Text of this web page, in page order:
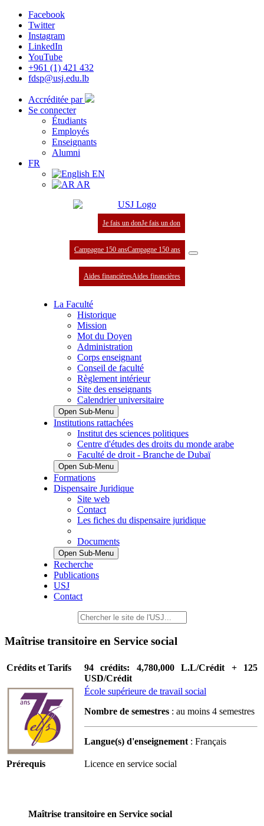
Facebook
Twitter
Instagram
LinkedIn
YouTube
+961 (1) 421 432
fdsp@usj.edu.lb
Accréditée par
Se connecter
Étudiants
Employés
Enseignants
Alumni
FR
EN
AR
Je fais un donJe fais un don
Campagne 150 ansCampagne 150 ans
Aides financièresAides financières
La Faculté
Historique
Mission
Mot du Doyen
Administration
Corps enseignant
Conseil de faculté
Règlement intérieur
Site des enseignants
Calendrier universitaire
Open Sub-Menu
Institutions rattachées
Institut des sciences politiques
Centre d'études des droits du monde arabe
Faculté de droit - Branche de Dubaï
Open Sub-Menu
Formations
Dispensaire Juridique
Site web
Contact
Les fiches du dispensaire juridique
Documents
Open Sub-Menu
Recherche
Publications
USJ
Contact
Maîtrise transitoire en Service social
Crédits et Tarifs
94 crédits: 4,780,000 L.L/Crédit + 125
USD/Crédit
École supérieure de travail social
Nombre de semestres : au moins 4 semestres
Langue(s) d'enseignement: Français
Prérequis Licence en service social
Maîtrise transitoire en Service social